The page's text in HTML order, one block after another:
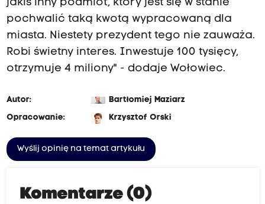
jakiś inny podmiot, który jest się w stanie
pochwalić taką kwotą wypracowaną dla
miasta. Niestety prezydent tego nie zauważa.
Robi świetny interes. Inwestuje 100 tysięcy,
otrzymuje 4 miliony" - dodaje Wołowiec.
Autor:
Bartłomiej Maziarz
Opracowanie:
Krzysztof Orski
Wyślij opinię na temat artykułu
Komentarze (0)